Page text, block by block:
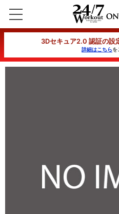
3Dセキュア2.0 認証の設
詳細はこちらを